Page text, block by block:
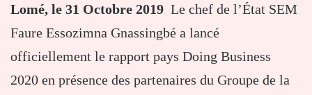
Lomé, le 31 Octobre 2019 Le chef de l’État SEM
Faure Essozimna Gnassingbé a lancé
officiellement le rapport pays Doing Business
2020 en présence des partenaires du Groupe de la